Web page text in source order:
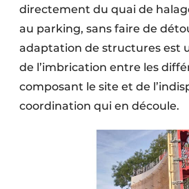
directement du quai de
au parking, sans faire de
adaptation de structures est
de l’imbrication entre les
composant le site et de
coordination qui en découle.